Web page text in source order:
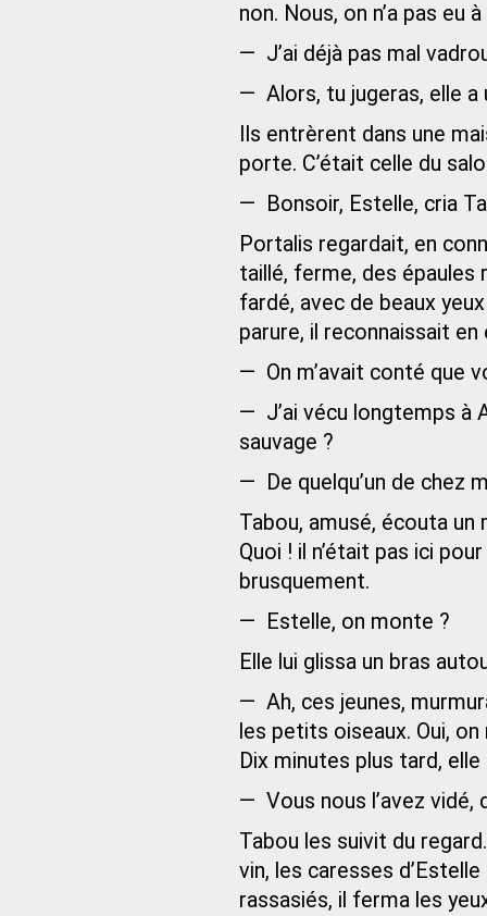
non. Nous, on n’a pas eu
— J’ai déjà pas mal
— Alors, tu jugeras, elle a
Ils entrèrent dans une
porte. C’était celle du
— Bonsoir, Estelle, cria
Portalis regardait, en
taillé, ferme, des épaules
fardé, avec de beaux
parure, il reconnaissait
— On m’avait conté que
— J’ai vécu longtemps à
sauvage ?
— De quelqu’un de chez
Tabou, amusé, écouta
Quoi ! il n’était pas ici
brusquement.
— Estelle, on monte ?
Elle lui glissa un bras
— Ah, ces jeunes,
les petits oiseaux. Oui,
Dix minutes plus tard,
— Vous nous l’avez
Tabou les suivit du
vin, les caresses
rassasiés, il ferma les